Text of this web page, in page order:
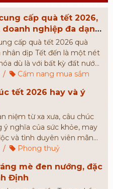
cấp quà tết 2026,
doanh nghiệp đa dạng
và giá thành
cấp quà tết 2026 quà
nhân dịp Tết đến là một nét
dù là với bất kỳ đất nước
Tết thế hiện cho một lời
lý do mà mỗi dịp năm
người nhà nhà luôn mong
kiếm những món quà tết
giá cả phù hợp để tặng
bạn bè, đối tác,...
/ Cẩm nang mua sắm
tết 2026 hay và ý
niệm từ xa xưa, câu chúc
ý nghĩa của sức khỏe, may
và tình duyên viên mãn
được chúc. Câu chúc càng
may mắn nhiều hơn cho
/ Phong thuỷ
mè đen nướng, đặc
Định